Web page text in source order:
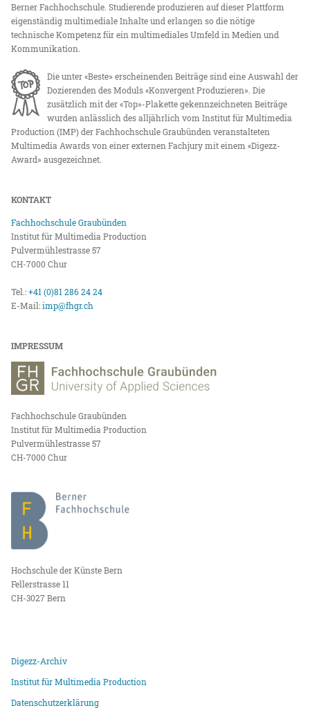
Berner Fachhochschule. Studierende produzieren auf dieser Plattform
eigenständig multimediale Inhalte und erlangen so die nötige
technische Kompetenz für ein multimediales Umfeld in Medien und
Kommunikation.
Die unter «Beste» erscheinenden Beiträge sind eine Auswahl der
Dozierenden des Moduls «Konvergent Produzieren». Die
zusätzlich mit der «Top»-Plakette gekennzeichneten Beiträge
wurden anlässlich des alljährlich vom Institut für Multimedia
Production (IMP) der Fachhochschule Graubünden veranstalteten
Multimedia Awards von einer externen Fachjury mit einem «Digezz-
Award» ausgezeichnet.
KONTAKT
Fachhochschule Graubünden
Institut für Multimedia Production
Pulvermühlestrasse 57
CH-7000 Chur
Tel.:+41 (0)81 286 24 24
E-Mail:imp@fhgr.ch
IMPRESSUM
Fachhochschule Graubünden
Institut für Multimedia Production
Pulvermühlestrasse 57
CH-7000 Chur
Hochschule der Künste Bern
Fellerstrasse 11
CH-3027 Bern
Digezz-Archiv
Institut für Multimedia Production
Datenschutzerklärung